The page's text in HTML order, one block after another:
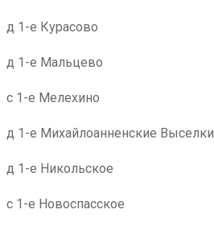
д 1-е Курасово
д 1-е Мальцево
с 1-е Мелехино
д 1-е Михайлоанненские Выселки
д 1-е Никольское
с 1-е Новоспасское